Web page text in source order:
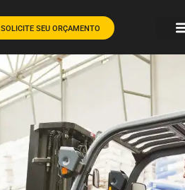
SOLICITE SEU ORÇAMENTO